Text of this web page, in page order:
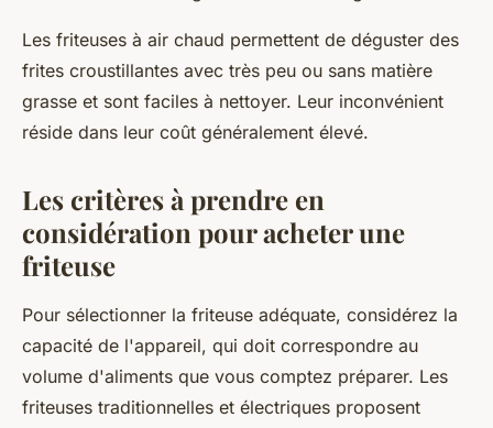
Les friteuses à air chaud permettent de déguster des
frites croustillantes avec très peu ou sans matière
grasse et sont faciles à nettoyer. Leur inconvénient
réside dans leur coût généralement élevé.
Les critères à prendre en
considération pour acheter une
friteuse
Pour sélectionner la friteuse adéquate, considérez la
capacité de l'appareil, qui doit correspondre au
volume d'aliments que vous comptez préparer. Les
friteuses traditionnelles et électriques proposent